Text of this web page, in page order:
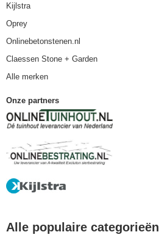
Kijlstra
Oprey
Onlinebetonstenen.nl
Claessen Stone + Garden
Alle merken
Onze partners
Alle populaire categorieën